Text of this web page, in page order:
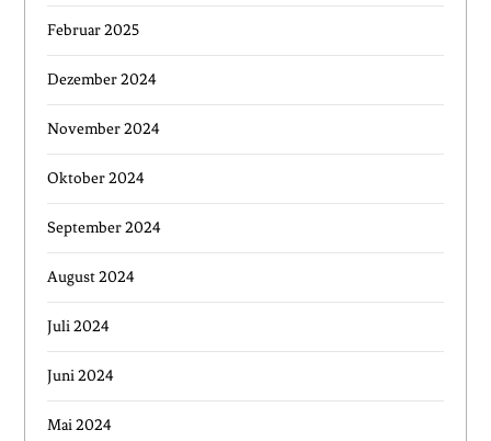
Februar 2025
Dezember 2024
November 2024
Oktober 2024
September 2024
August 2024
Juli 2024
Juni 2024
Mai 2024